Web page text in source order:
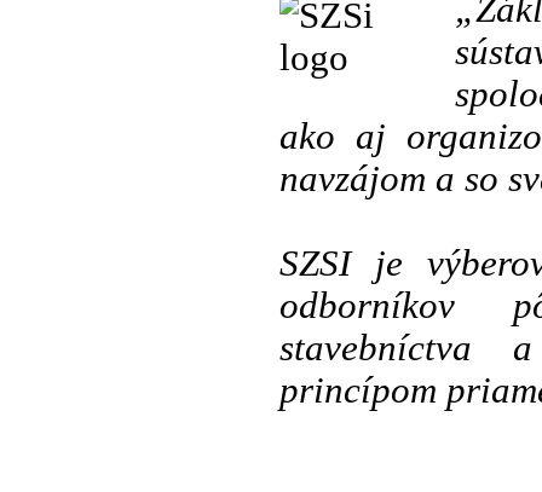
ako aj
navzájom a so
SZSI je
odborníkov
stavebníctva
princípom